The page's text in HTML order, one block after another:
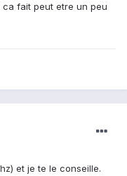
ca fait peut etre un peu
et je te le conseille.